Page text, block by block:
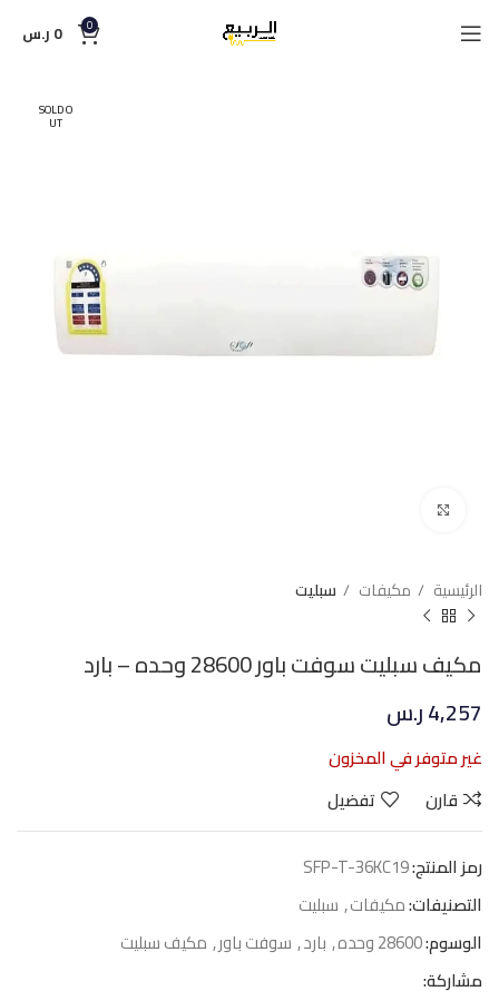
0
0 ر.س
SOLD O
UT
الرئيسية مكيفات سبليت
مكيف سبليت سوفت باور 28600 وحده – بارد
4,257ر.س
غير متوفر في المخزون
قارن
تفضيل
رمز المنتج:SFP-T-36KC19
التصنيفات:مكيفات, سبليت
الوسوم:28600 وحده , بارد, سوفت باور, مكيف سبليت
مشاركة: